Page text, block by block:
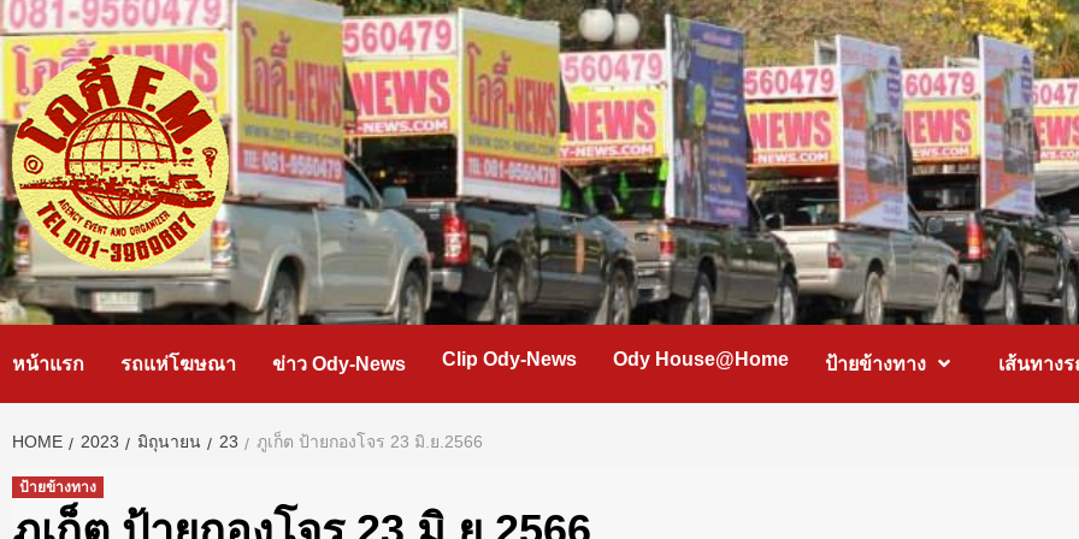
Skip
to
content
หน้าแรก รถแห่โฆษณา ข่าว Ody-News Clip Ody-News Ody House@Home ป้ายข้างทาง เส้นทาง
HOME 2023 มิถุนายน 23 ภูเก็ต ป้ายกองโจร 23 มิ.ย.2566
ป้ายข้างทาง